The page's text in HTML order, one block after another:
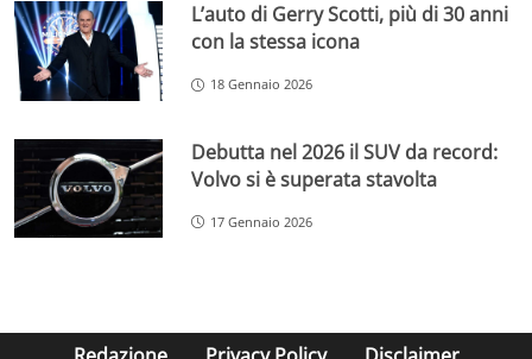
L’auto di Gerry Scotti, più di 30 anni
con la stessa icona
18 Gennaio 2026
Debutta nel 2026 il SUV da record:
Volvo si è superata stavolta
17 Gennaio 2026